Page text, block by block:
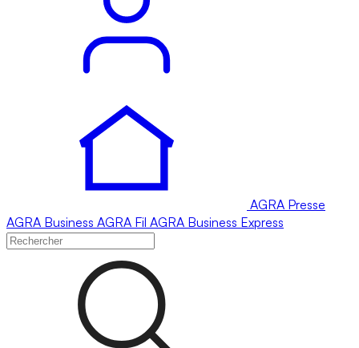
AGRA Presse
AGRA Business AGRA Fil AGRA Business Express